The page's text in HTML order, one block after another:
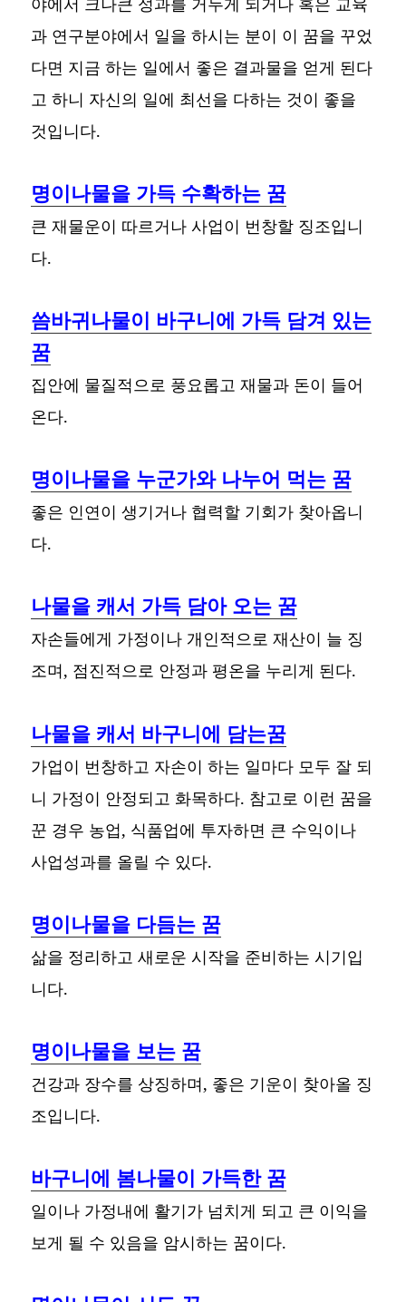
과 연구분야에서 일을 하시는 분이 이 꿈을 꾸었
다면 지금 하는 일에서 좋은 결과물을 얻게 된다
고 하니 자신의 일에 최선을 다하는 것이 좋을
것입니다.
명이나물을 가득 수확하는 꿈
큰 재물운이 따르거나 사업이 번창할 징조입니
다.
씀바귀나물이 바구니에 가득 담겨 있는
꿈
집안에 물질적으로 풍요롭고 재물과 돈이 들어
온다.
명이나물을 누군가와 나누어 먹는 꿈
좋은 인연이 생기거나 협력할 기회가 찾아옵니
다.
나물을 캐서 가득 담아 오는 꿈
자손들에게 가정이나 개인적으로 재산이 늘 징
조며, 점진적으로 안정과 평온을 누리게 된다.
나물을 캐서 바구니에 담는꿈
가업이 번창하고 자손이 하는 일마다 모두 잘 되
니 가정이 안정되고 화목하다. 참고로 이런 꿈을
꾼 경우 농업, 식품업에 투자하면 큰 수익이나
사업성과를 올릴 수 있다.
명이나물을 다듬는 꿈
삶을 정리하고 새로운 시작을 준비하는 시기입
니다.
명이나물을 보는 꿈
건강과 장수를 상징하며, 좋은 기운이 찾아올 징
조입니다.
바구니에 봄나물이 가득한 꿈
일이나 가정내에 활기가 넘치게 되고 큰 이익을
보게 될 수 있음을 암시하는 꿈이다.